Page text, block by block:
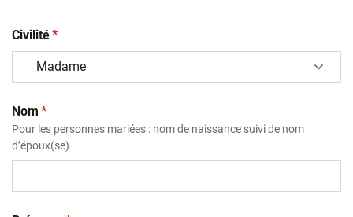
Civilité(obligatoire)
*
Nom (obligatoire)
*
Pour les personnes mariées : nom de naissance suivi de nom
d’époux(se)